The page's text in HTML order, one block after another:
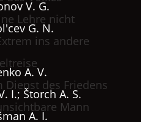
V. G.
Lehre nicht
G. N.
ins andere
A. V.
Dienst des Friedens
I.; Štorch A. S.
Mann
A. I.